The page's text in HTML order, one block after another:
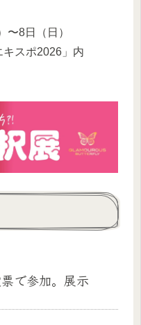
〜8日（日）
スポ2026」内
で参加。展示